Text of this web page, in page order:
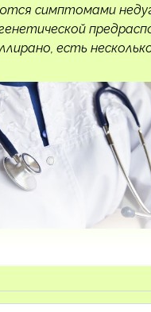
симптомами
есть